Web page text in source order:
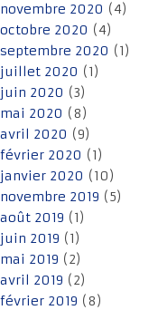
novembre 2020 (4)
octobre 2020 (4)
septembre 2020 (1)
juillet 2020 (1)
juin 2020 (3)
mai 2020 (8)
avril 2020 (9)
février 2020 (1)
janvier 2020 (10)
novembre 2019 (5)
août 2019 (1)
juin 2019 (1)
mai 2019 (2)
avril 2019 (2)
février 2019 (8)